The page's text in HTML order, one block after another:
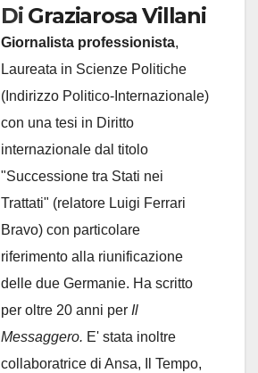
Di Graziarosa Villani
Giornalista professionista,
Laureata in Scienze Politiche
(Indirizzo Politico-Internazionale)
con una tesi in Diritto
internazionale dal titolo
"Successione tra Stati nei
Trattati" (relatore Luigi Ferrari
Bravo) con particolare
riferimento alla riunificazione
delle due Germanie. Ha scritto
per oltre 20 anni per Il
Messaggero. E' stata inoltre
collaboratrice di Ansa, Il Tempo,